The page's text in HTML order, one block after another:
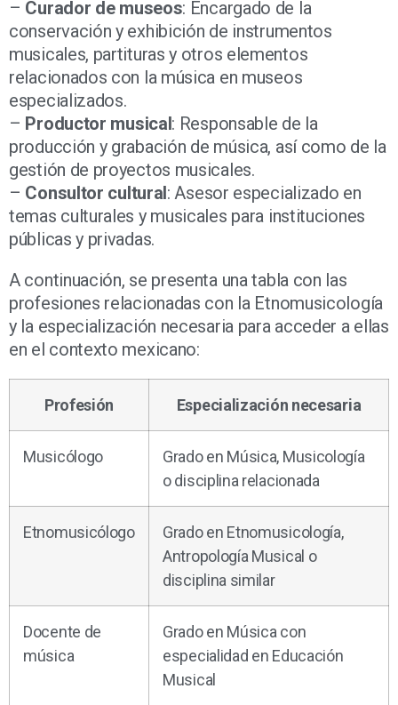
– Curador de museos: Encargado de la
conservación y exhibición de instrumentos
musicales, partituras y otros elementos
relacionados con la música en museos
especializados.
– Productor musical: Responsable de la
producción y grabación de música, así como de la
gestión de proyectos musicales.
– Consultor cultural: Asesor especializado en
temas culturales y musicales para instituciones
públicas y privadas.
A continuación, se presenta una tabla con las
profesiones relacionadas con la Etnomusicología
y la especialización necesaria para acceder a ellas
en el contexto mexicano:
Profesión Especialización necesaria
Musicólogo
Grado en Música, Musicología
o disciplina relacionada
Etnomusicólogo
Grado en Etnomusicología,
Antropología Musical o
disciplina similar
Docente de
música
Grado en Música con
especialidad en Educación
Musical